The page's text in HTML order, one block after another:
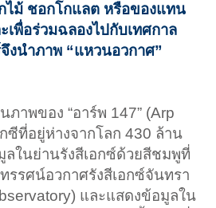
ไม้ ชอกโกแลต หรือของแทน
เพื่อร่วมฉลองไปกับเทศกาล
งนำภาพ “แหวนอวกาศ”
าพของ “อาร์พ 147” (Arp
ซีที่อยู่ห่างจากโลก 430 ล้าน
ในย่านรังสีเอกซ์ด้วยสีชมพูที่
รรศน์อวกาศรังสีเอกซ์จันทรา
และแสดงข้อมูลใน